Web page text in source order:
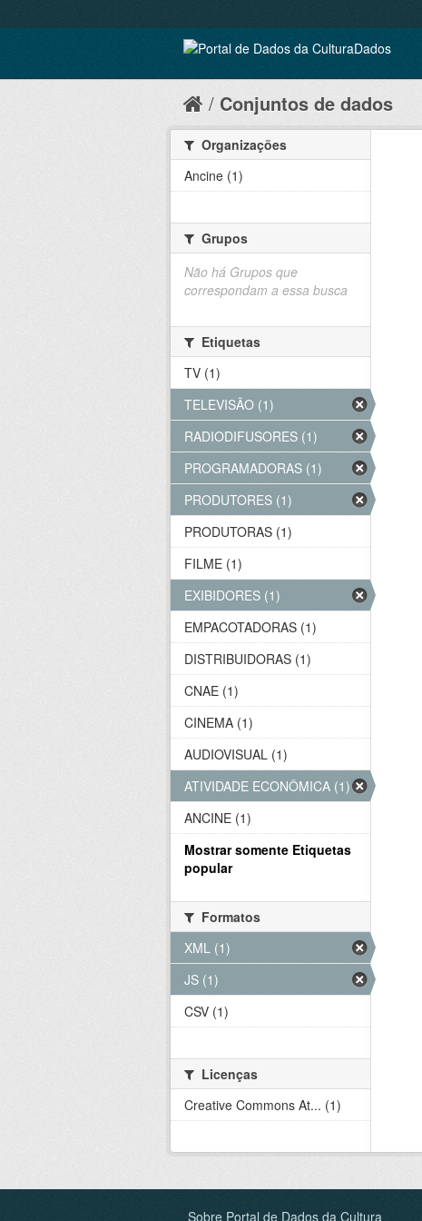
Conjuntos de dados
Organizações
Ancine (1)
Grupos
Não há Grupos que
correspondam a essa busca
Etiquetas
TV (1)
TELEVISÃO (1)
RADIODIFUSORES (1)
PROGRAMADORAS (1)
PRODUTORES (1)
PRODUTORAS (1)
FILME (1)
EXIBIDORES (1)
EMPACOTADORAS (1)
DISTRIBUIDORAS (1)
CNAE (1)
CINEMA (1)
AUDIOVISUAL (1)
ATIVIDADE ECONÔMICA (1)
ANCINE (1)
Mostrar somente Etiquetas
popular
Formatos
XML (1)
JS (1)
CSV (1)
Licenças
Creative Commons At... (1)
Sobre Portal de Dados da Cultura